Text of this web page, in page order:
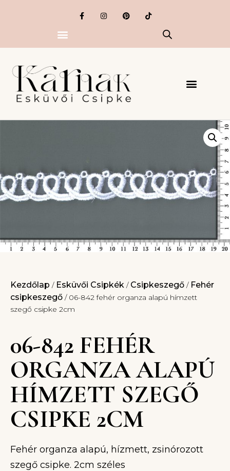
Kezdőlap / Esküvői Csipkék / Csipkeszegő / Fehér
csipkeszegő / 06-842 fehér organza alapú hímzett
szegő csipke 2cm
06-842 FEHÉR
ORGANZA ALAPÚ
HÍMZETT SZEGŐ
CSIPKE 2CM
Fehér organza alapú, hízmett, zsinórozott
szegő csipke. 2cm széles